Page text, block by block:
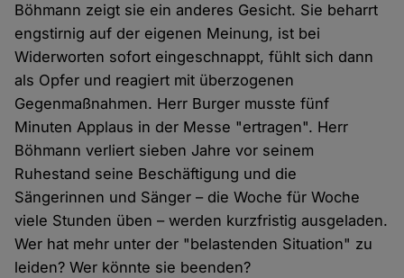
Böhmann zeigt sie ein anderes Gesicht. Sie beharrt
engstirnig auf der eigenen Meinung, ist bei
Widerworten sofort eingeschnappt, fühlt sich dann
als Opfer und reagiert mit überzogenen
Gegenmaßnahmen. Herr Burger musste fünf
Minuten Applaus in der Messe "ertragen". Herr
Böhmann verliert sieben Jahre vor seinem
Ruhestand seine Beschäftigung und die
Sängerinnen und Sänger – die Woche für Woche
viele Stunden üben – werden kurzfristig ausgeladen.
Wer hat mehr unter der "belastenden Situation" zu
leiden? Wer könnte sie beenden?